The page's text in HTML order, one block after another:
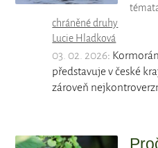
chráněné druhy
Lucie Hladková
03. 02. 2026:
představuje v české
zároveň